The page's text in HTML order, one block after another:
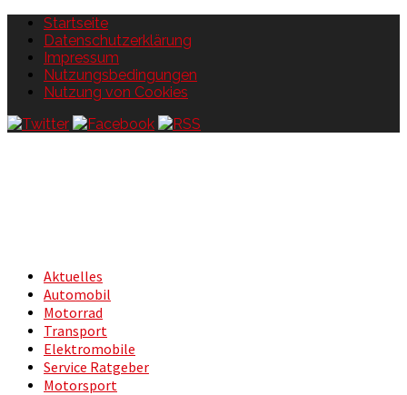
Startseite
Datenschutzerklärung
Impressum
Nutzungsbedingungen
Nutzung von Cookies
Aktuelles
Automobil
Motorrad
Transport
Elektromobile
Service Ratgeber
Motorsport